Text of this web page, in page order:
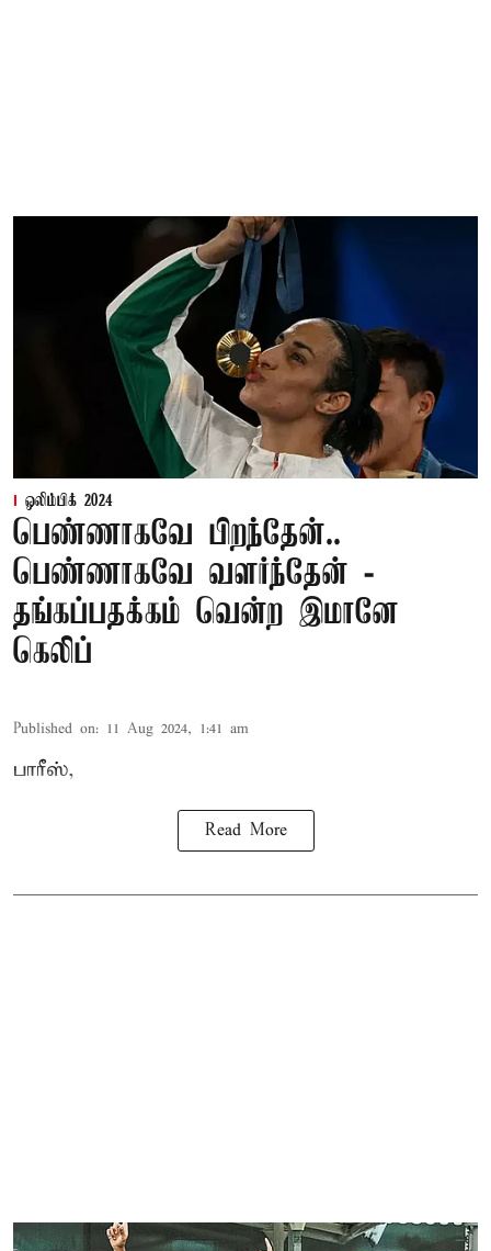
ஒலிம்பிக் 2024
பெண்ணாகவே பிறந்தேன்..
பெண்ணாகவே வளர்ந்தேன் -
தங்கப்பதக்கம் வென்ற இமானே
கெலிப்
Published on: 11 Aug 2024, 1:41 am
பாரீஸ்,
Read More